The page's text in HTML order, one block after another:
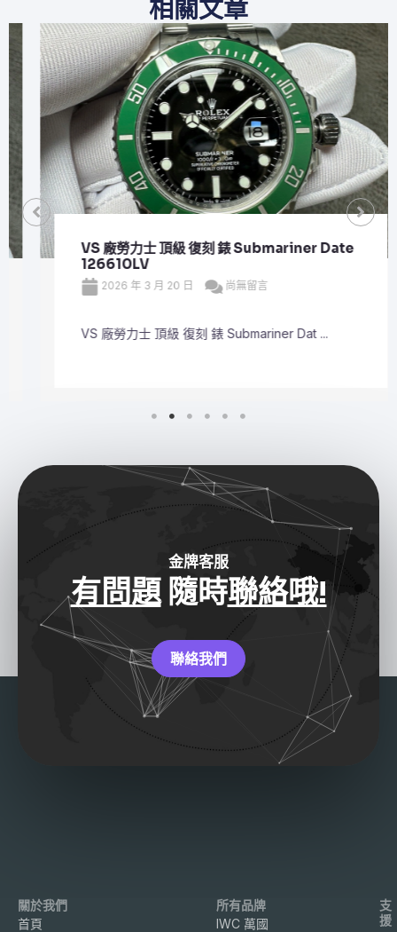
相關文章
VS 廠勞力士 頂級 復刻 錶 Submariner Date
126610LV
2026 年 3 月 20 日 尚無留言
VS 廠勞力士 頂級 復刻 錶 Submariner Dat ...
金牌客服
有問題隨時聯絡哦!
聯絡我們
關於我們
首頁
所有品牌
IWC 萬國
支
援